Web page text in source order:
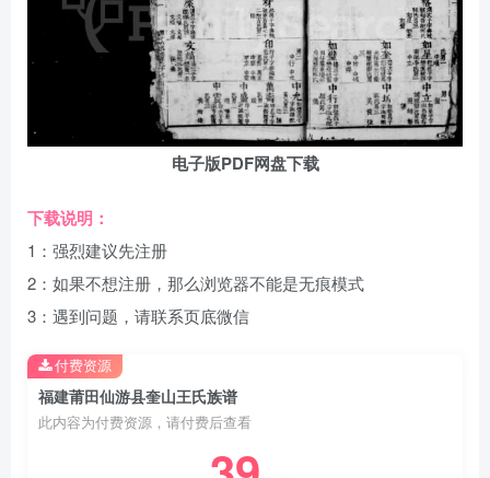
电子版PDF网盘下载
下载说明：
1：强烈建议先注册
2：如果不想注册，那么浏览器不能是无痕模式
3：遇到问题，请联系页底微信
福建莆田仙游县奎山王氏族谱
此内容为付费资源，请付费后查看
付费资源